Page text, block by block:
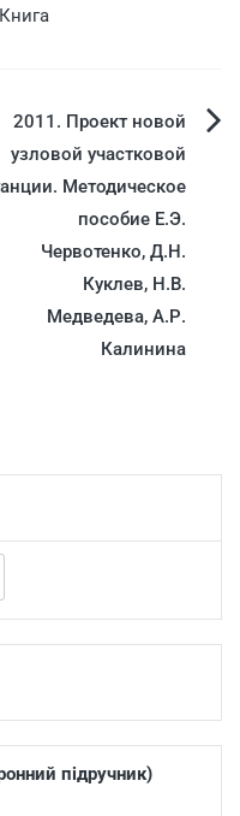
Книга
2011. Проект новой
узловой участковой
Методическое
пособие Е.Э.
Червотенко, Д.Н.
Куклев, Н.В.
Медведева, А.Р.
Калинина
підручник)